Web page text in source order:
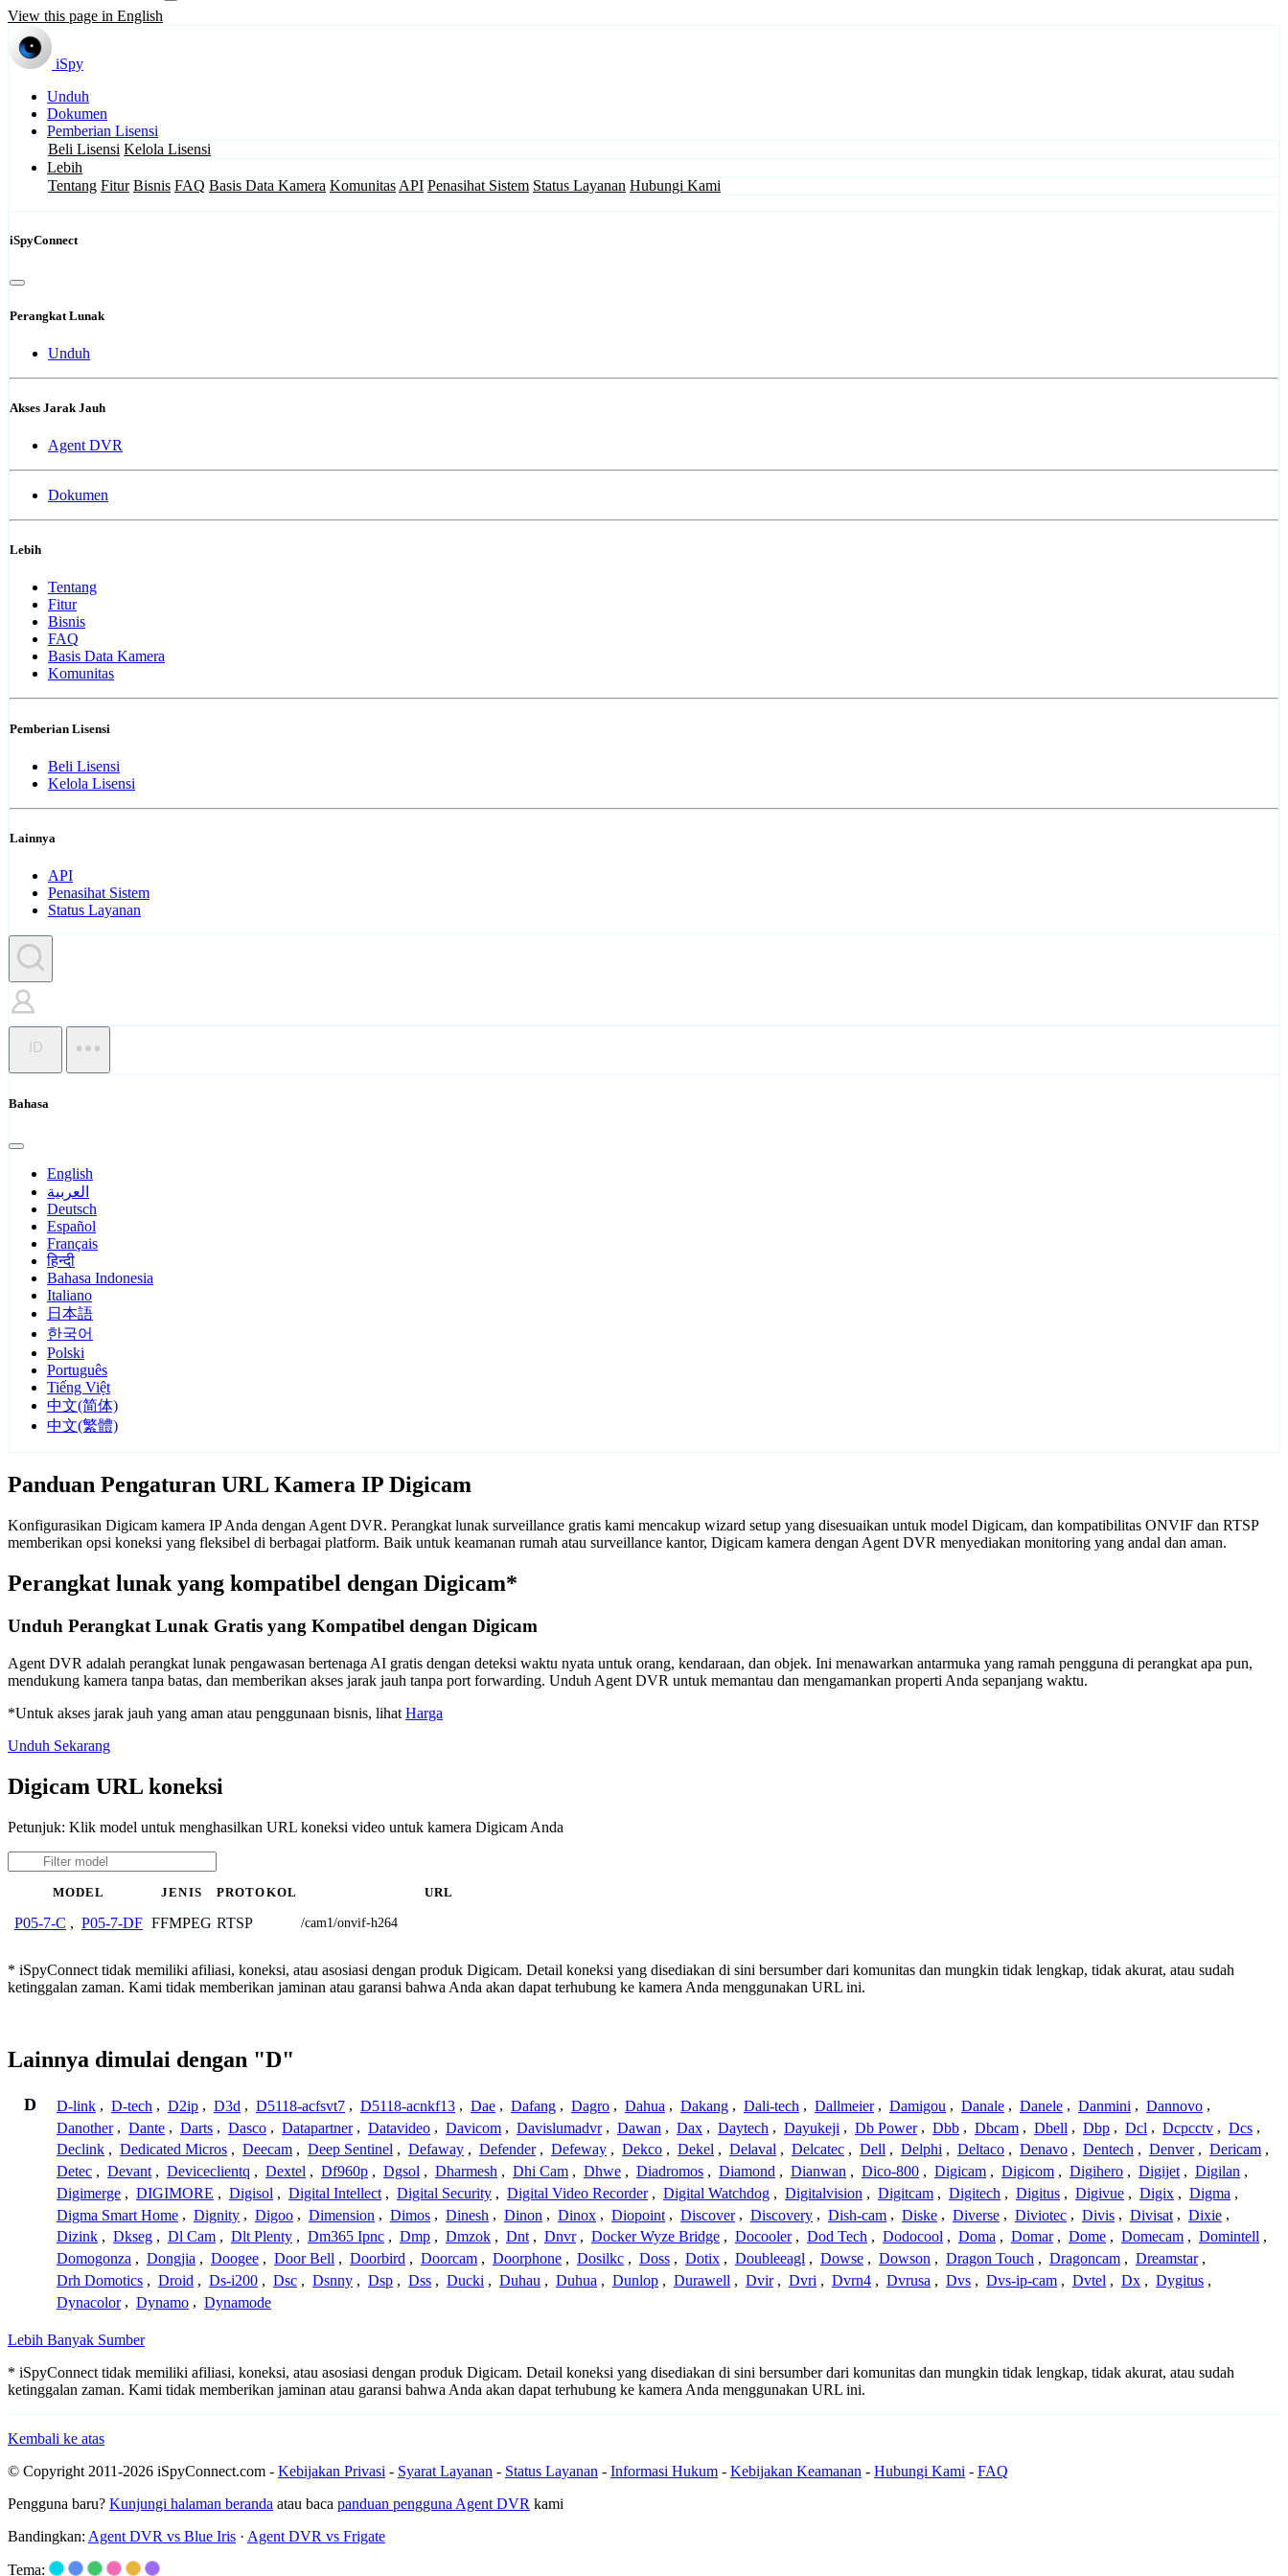
View this page in English
iSpy
Unduh
Dokumen
Pemberian Lisensi
Beli Lisensi Kelola Lisensi
Lebih
Tentang Fitur Bisnis FAQ Basis Data Kamera Komunitas API Penasihat Sistem Status Layanan Hubungi Kami
iSpyConnect
Perangkat Lunak
Unduh
Akses Jarak Jauh
Agent DVR
Dokumen
Lebih
Tentang
Fitur
Bisnis
FAQ
Basis Data Kamera
Komunitas
Pemberian Lisensi
Beli Lisensi
Kelola Lisensi
Lainnya
API
Penasihat Sistem
Status Layanan
ID
Bahasa
English
العربية
Deutsch
Español
Français
हिन्दी
Bahasa Indonesia
Italiano
日本語
한국어
Polski
Português
Tiếng Việt
中文(简体)
中文(繁體)
Panduan Pengaturan URL Kamera IP Digicam
Konfigurasikan Digicam kamera IP Anda dengan Agent DVR. Perangkat lunak surveillance gratis kami mencakup wizard setup yang disesuaikan untuk model Digicam, dan kompatibilitas ONVIF dan RTSP
memberikan opsi koneksi yang fleksibel di berbagai platform. Baik untuk keamanan rumah atau surveillance kantor, Digicam kamera dengan Agent DVR menyediakan monitoring yang andal dan aman.
Perangkat lunak yang kompatibel dengan Digicam*
Unduh Perangkat Lunak Gratis yang Kompatibel dengan Digicam
Agent DVR adalah perangkat lunak pengawasan bertenaga AI gratis dengan deteksi waktu nyata untuk orang, kendaraan, dan objek. Ini menawarkan antarmuka yang ramah pengguna di perangkat apa pun,
mendukung kamera tanpa batas, dan memberikan akses jarak jauh tanpa port forwarding. Unduh Agent DVR untuk memantau dan mengamankan properti Anda sepanjang waktu.
*Untuk akses jarak jauh yang aman atau penggunaan bisnis, lihat Harga
Unduh Sekarang
Digicam URL koneksi
Petunjuk: Klik model untuk menghasilkan URL koneksi video untuk kamera Digicam Anda
MODEL JENIS PROTOKOL URL
P05-7-C , P05-7-DF FFMPEG RTSP /cam1/onvif-h264
* iSpyConnect tidak memiliki afiliasi, koneksi, atau asosiasi dengan produk Digicam. Detail koneksi yang disediakan di sini bersumber dari komunitas dan mungkin tidak lengkap, tidak akurat, atau sudah
ketinggalan zaman. Kami tidak memberikan jaminan atau garansi bahwa Anda akan dapat terhubung ke kamera Anda menggunakan URL ini.
Lainnya dimulai dengan "D"
D D-link , D-tech , D2ip , D3d , D5118-acfsvt7 , D5118-acnkf13 , Dae , Dafang , Dagro , Dahua , Dakang , Dali-tech , Dallmeier , Damigou , Danale , Danele , Danmini , Dannovo ,
Danother , Dante , Darts , Dasco , Datapartner , Datavideo , Davicom , Davislumadvr , Dawan , Dax , Daytech , Dayukeji , Db Power , Dbb , Dbcam , Dbell , Dbp , Dcl , Dcpcctv , Dcs ,
Declink , Dedicated Micros , Deecam , Deep Sentinel , Defaway , Defender , Defeway , Dekco , Dekel , Delaval , Delcatec , Dell , Delphi , Deltaco , Denavo , Dentech , Denver , Dericam ,
Detec , Devant , Deviceclientq , Dextel , Df960p , Dgsol , Dharmesh , Dhi Cam , Dhwe , Diadromos , Diamond , Dianwan , Dico-800 , Digicam , Digicom , Digihero , Digijet , Digilan ,
Digimerge , DIGIMORE , Digisol , Digital Intellect , Digital Security , Digital Video Recorder , Digital Watchdog , Digitalvision , Digitcam , Digitech , Digitus , Digivue , Digix , Digma ,
Digma Smart Home , Dignity , Digoo , Dimension , Dimos , Dinesh , Dinon , Dinox , Diopoint , Discover , Discovery , Dish-cam , Diske , Diverse , Diviotec , Divis , Divisat , Dixie ,
Dizink , Dkseg , Dl Cam , Dlt Plenty , Dm365 Ipnc , Dmp , Dmzok , Dnt , Dnvr , Docker Wyze Bridge , Docooler , Dod Tech , Dodocool , Doma , Domar , Dome , Domecam , Domintell ,
Domogonza , Dongjia , Doogee , Door Bell , Doorbird , Doorcam , Doorphone , Dosilkc , Doss , Dotix , Doubleeagl , Dowse , Dowson , Dragon Touch , Dragoncam , Dreamstar ,
Drh Domotics , Droid , Ds-i200 , Dsc , Dsnny , Dsp , Dss , Ducki , Duhau , Duhua , Dunlop , Durawell , Dvir , Dvri , Dvrn4 , Dvrusa , Dvs , Dvs-ip-cam , Dvtel , Dx , Dygitus ,
Dynacolor , Dynamo , Dynamode
Lebih Banyak Sumber
* iSpyConnect tidak memiliki afiliasi, koneksi, atau asosiasi dengan produk Digicam. Detail koneksi yang disediakan di sini bersumber dari komunitas dan mungkin tidak lengkap, tidak akurat, atau sudah
ketinggalan zaman. Kami tidak memberikan jaminan atau garansi bahwa Anda akan dapat terhubung ke kamera Anda menggunakan URL ini.
Kembali ke atas
© Copyright 2011-2026 iSpyConnect.com - Kebijakan Privasi - Syarat Layanan - Status Layanan - Informasi Hukum - Kebijakan Keamanan - Hubungi Kami - FAQ
Pengguna baru? Kunjungi halaman beranda atau baca panduan pengguna Agent DVR kami
Bandingkan: Agent DVR vs Blue Iris · Agent DVR vs Frigate
Tema: